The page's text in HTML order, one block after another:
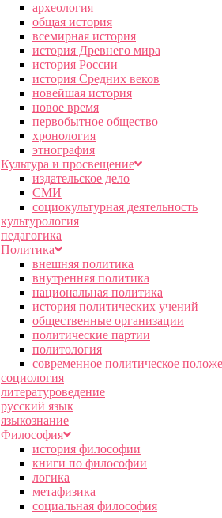
археология
общая история
всемирная история
история Древнего мира
история России
история Средних веков
новейшая история
новое время
первобытное общество
хронология
этнография
Культура и просвещение
издательское дело
СМИ
социокультурная деятельность
культурология
педагогика
Политика
внешняя политика
внутренняя политика
национальная политика
история политических учений
общественные организации
политические партии
политология
современное политическое
социология
литературоведение
русский язык
языкознание
Философия
история философии
книги по философии
логика
метафизика
социальная философия